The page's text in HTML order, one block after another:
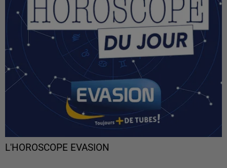
L'HOROSCOPE EVASION